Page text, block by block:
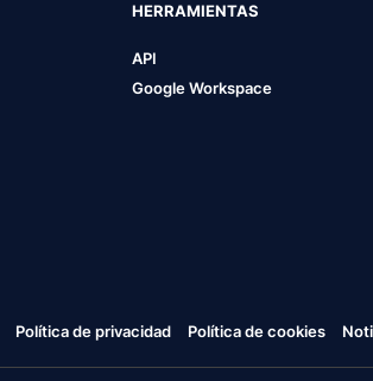
HERRAMIENTAS
API
Google Workspace
Política de privacidad Política de cookies